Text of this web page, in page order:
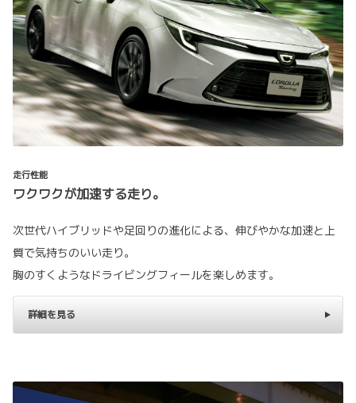
走行性能
ワクワクが加速する走り。
次世代ハイブリッドや足回りの進化による、伸びやかな加速と上
質で気持ちのいい走り。
胸のすくようなドライビングフィールを楽しめます。
詳細を見る